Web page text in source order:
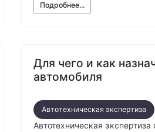
Подробнее...
Для чего и как
автомобиля
Автотехническая экспертиза
Автотехническая экспертиза